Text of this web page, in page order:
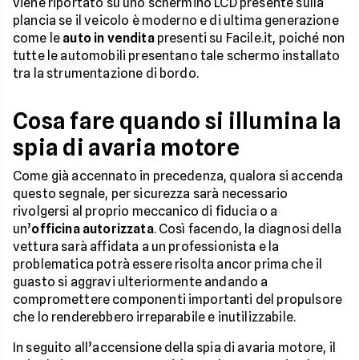
viene riportato su uno schermino LCD presente sulla
plancia se il veicolo è moderno e di ultima generazione
come le auto in venditapresenti su Facile.it, poiché non
tutte le automobili presentano tale schermo installato
tra la strumentazione di bordo.
Cosa fare quando si illumina la
spia di avaria motore
Come già accennato in precedenza, qualora si accenda
questo segnale, per sicurezza sarà necessario
rivolgersi al proprio meccanico di fiducia o a
un’officina autorizzata. Così facendo, la diagnosi della
vettura sarà affidata a un professionista e la
problematica potrà essere risolta ancor prima che il
guasto si aggravi ulteriormente andando a
compromettere componenti importanti del propulsore
che lo renderebbero irreparabile e inutilizzabile.
In seguito all’accensione della spia di avaria motore, il